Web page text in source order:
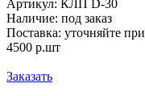
Артикул: КЛП D-30
Наличие: под заказ
Поставка: уточняйте при
4500 р.шт
Заказать